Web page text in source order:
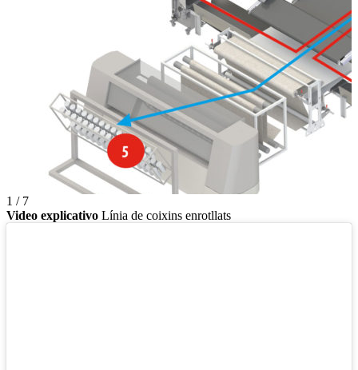
1 / 7
Video explicativo Línia de coixins enrotllats